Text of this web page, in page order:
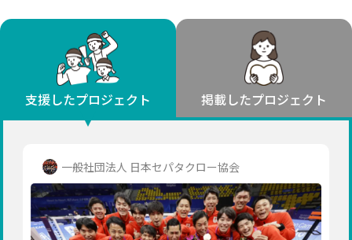
フード・農業
文化
環境・エシカル
人権・マイノリティ
社会貢献
地域からさがす 北海道・東北
北海道
宮城
秋田
北海道 青森 岩手 宮城
秋田
福島
茨城 栃木 群馬
千葉
東京
神奈川
新潟 富山 石川 福井
山梨
長野
岐阜 静岡 愛知
近畿
三重 滋賀 京都 大阪
兵庫
支援したプロジェクト 掲載したプロジェクト
一般社団法人 日本セパタクロー協会